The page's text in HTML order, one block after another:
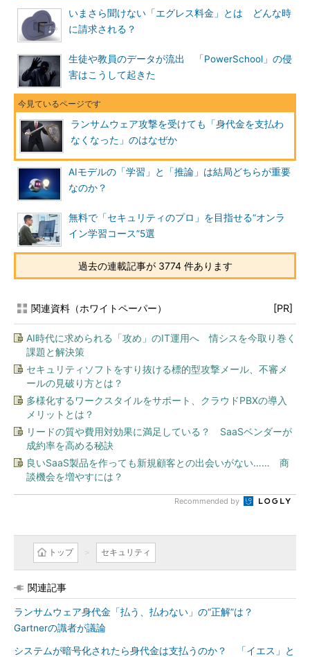
いまさら聞けない「エグレス料金」とは どんな時
に請求される？
生徒や教員のデータが流出 「PowerSchool」の侵
害はこうして起きた
ランサムウェア攻撃を受けても「身代金を支払わ
なくなった」のはなぜか
AIモデルの「学習」と「推論」は結局どちらが重要
なのか？
無料で「セキュリティのプロ」を目指せる“オンラ
イン学習コース”5選
過去の連載記事が 3774 件あります
関連資料（ホワイトペーパー） [PR]
AI時代に求められる「攻め」のIT運用へ 情シスを今取り巻く
課題と解決策
セキュリティソフトをすり抜ける標的型攻撃メール、不審メ
ールの見破り方とは？
多様化するワークスタイルをサポート、クラウドPBXの導入
メリットとは？
リードの質や費用対効果に満足している？ SaaSベンダーが
成約率を高める秘訣
良いSaaS製品を作っても新規顧客との出会いがない…… 商
談機会を増やすには？
Recommended by
トップ セキュリティ
関連記事
ランサムウェア身代金「払う、払わない」の“正解”は？
Gartnerの識者が議論
システムが暗号化されたら身代金は支払うのか？ 「イエス」と